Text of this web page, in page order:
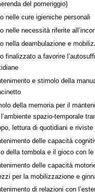
del pomeriggio)
nelle cure igieniche personali
nelle necessità riferite
nella deambulazione e
finalizzato a favorire
e stimolo della
della memoria per il
spazio-temporale
lettura di quotidiani e riviste
delle capacità
della tombola e il gioco con le
delle capacità
per la mobilizzazione e
di relazioni con